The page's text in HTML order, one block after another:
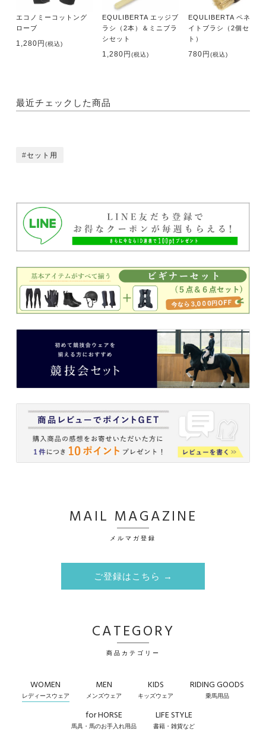
エコノミーコットング
ローブ
1,280円(税込)
EQULIBERTA エッジブ
ラシ（2本）＆ミニブラ
シセット
1,280円(税込)
EQULIBERTA ペネトレ
イトブラシ（2個セッ
ト）
780円(税込)
最近チェックした商品
セット用
MAIL MAGAZINE
メルマガ登録
ご登録はこちら →
CATEGORY
商品カテゴリー
WOMEN
レディースウェア
MEN
メンズウェア
KIDS
キッズウェア
RIDING GOODS
乗馬用品
for HORSE
馬具・馬のお手入れ用品
LIFE STYLE
書籍・雑貨など